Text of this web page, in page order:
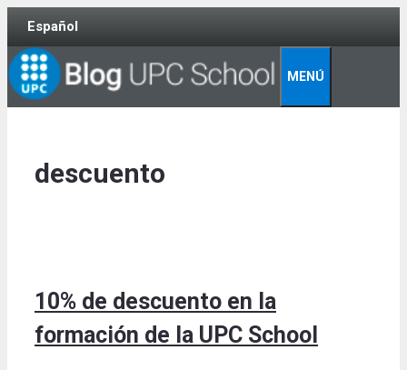
Skip
content
Español
MENÚ
descuento
10% de descuento en la
formación de la UPC School